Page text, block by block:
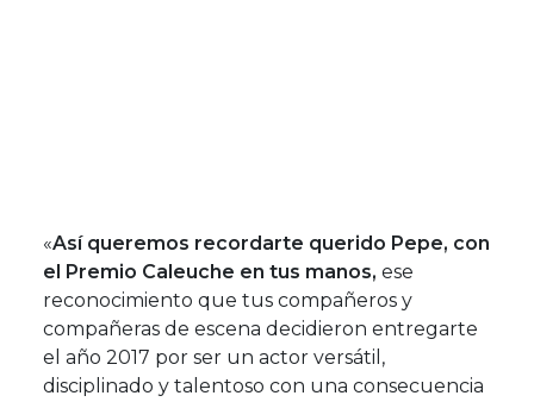
«Así queremos recordarte querido Pepe, con
el Premio Caleuche en tus manos, ese
reconocimiento que tus compañeros y
compañeras de escena decidieron entregarte
el año 2017 por ser un actor versátil,
disciplinado y talentoso con una consecuencia